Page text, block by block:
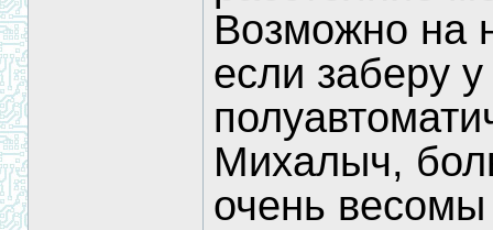
Возможно на
если заберу
Михалыч,
очень весомы